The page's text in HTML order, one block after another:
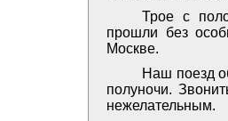
Трое с
прошли без
Москве.
Наш поезд
полуночи.
нежелательным.